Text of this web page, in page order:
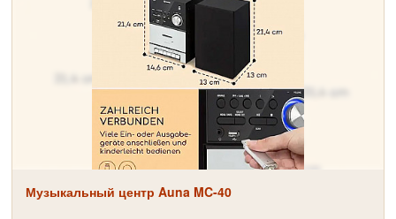
Музыкальный центр Auna MC-40